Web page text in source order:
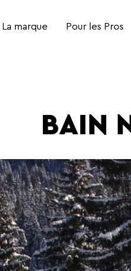
La marque Pour les Pros
BAIN